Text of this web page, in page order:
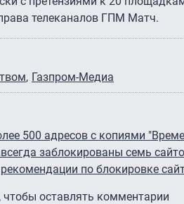
телеканалов ГПМ Матч.
Газпром-Медиа
500 адресов с копиями
заблокированы семь
по блокировке
, чтобы оставлять комментарии